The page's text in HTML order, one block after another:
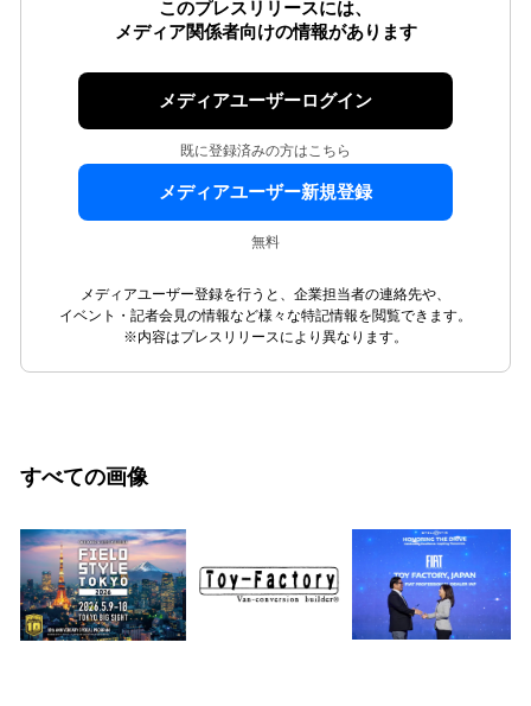
このプレスリリースには、
メディア関係者向けの情報があります
メディアユーザーログイン
既に登録済みの方はこちら
メディアユーザー新規登録
無料
メディアユーザー登録を行うと、企業担当者の連絡先や、
イベント・記者会見の情報など様々な特記情報を閲覧できます。
※内容はプレスリリースにより異なります。
すべての画像